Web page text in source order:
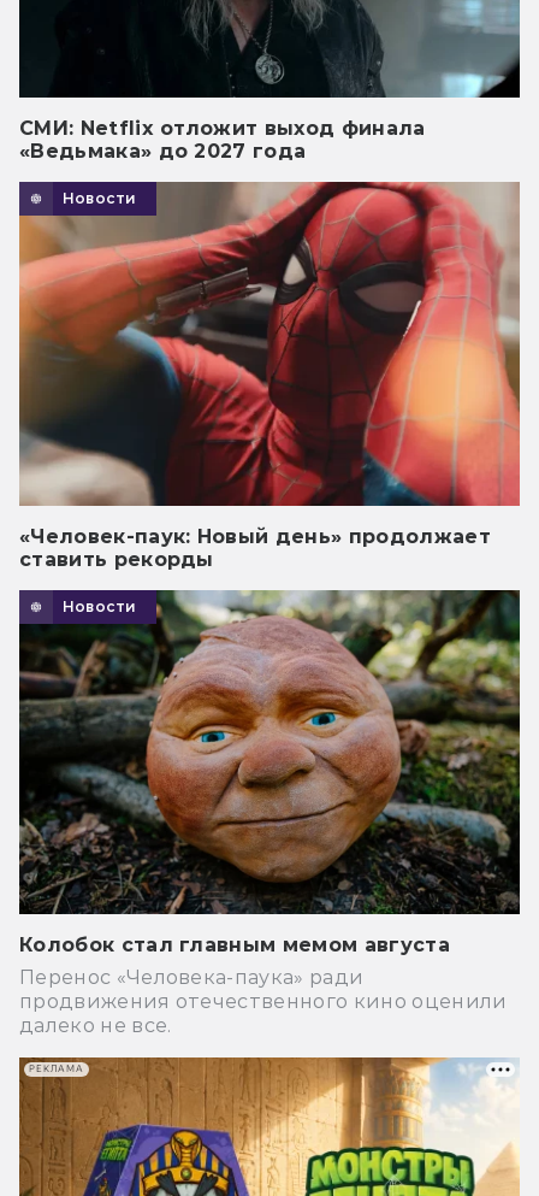
СМИ: Netflix отложит выход финала
«Ведьмака» до 2027 года
Новости
«Человек-паук: Новый день» продолжает
ставить рекорды
Новости
Колобок стал главным мемом августа
Перенос «Человека-паука» ради
продвижения отечественного кино оценили
далеко не все.
РЕКЛАМА